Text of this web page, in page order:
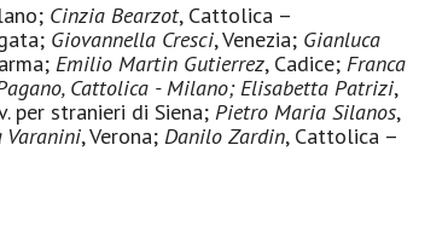
Cinzia Bearzot, Cattolica –
Giovannella Cresci, Venezia; Gianluca
Emilio Martin Gutierrez, Cadice; Franca
Cattolica - Milano; Elisabetta Patrizi,
per stranieri di Siena; Pietro Maria Silanos,
Varanini, Verona; Danilo Zardin, Cattolica –